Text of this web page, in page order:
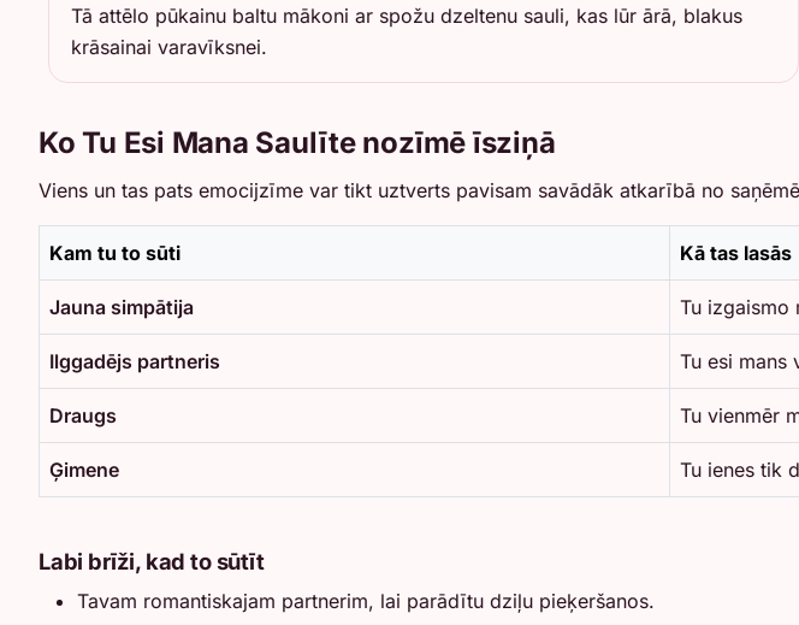
Tā attēlo pūkainu baltu mākoni ar spožu dzeltenu sauli, kas lūr ārā, blakus
krāsainai varavīksnei.
Ko Tu Esi Mana Saulīte nozīmē īsziņā
Viens un tas pats emocijzīme var tikt uztverts pavisam savādāk atkarībā no
Kam tu to sūti Kā tas lasās
Jauna simpātija Tu izgaismo
Ilggadējs partneris Tu esi mans
Draugs Tu vienmēr
Ģimene Tu ienes tik
Labi brīži, kad to sūtīt
Tavam romantiskajam partnerim, lai parādītu dziļu pieķeršanos.